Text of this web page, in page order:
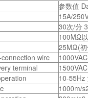
参数值
15A/
30次/分
100MΩ
25MΩ(
wire
1000VAC
terminal
1500VAC
10-55Hz
1000m/